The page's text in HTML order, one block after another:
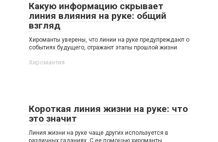
Какую информацию скрывает
линия влияния на руке: общий
взгляд
Хироманты уверены, что линии на руке предупреждают о
событиях будущего, отражают этапы прошлой жизни.
Хиромантия
Короткая линия жизни на руке: что
это значит
Линия жизни на руке чаще других используется в
различных гаданиях. С ее помощью хироманты